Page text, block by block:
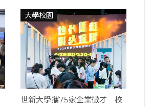
大學校園
世新大學攜75家企業徵才 校